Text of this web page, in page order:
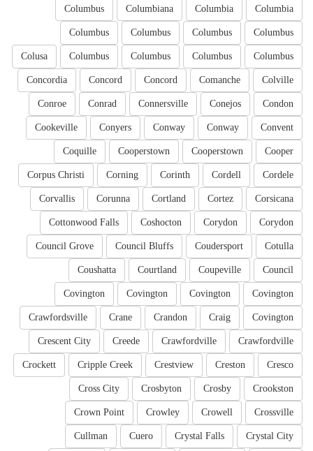
Columbia
Columbia
Columbiana
Columbus
Columbus
Columbus
Columbus
Columbus
Columbus
Columbus
Columbus
Columbus
Colusa
Colville
Comanche
Concord
Concord
Concordia
Condon
Conejos
Connersville
Conrad
Conroe
Convent
Conway
Conway
Conyers
Cookeville
Cooper
Cooperstown
Cooperstown
Coquille
Cordele
Cordell
Corinth
Corning
Corpus Christi
Corsicana
Cortez
Cortland
Corunna
Corvallis
Corydon
Corydon
Coshocton
Cottonwood Falls
Cotulla
Coudersport
Council Bluffs
Council Grove
Council
Coupeville
Courtland
Coushatta
Covington
Covington
Covington
Covington
Covington
Craig
Crandon
Crane
Crawfordsville
Crawfordville
Crawfordville
Creede
Crescent City
Cresco
Creston
Crestview
Cripple Creek
Crockett
Crookston
Crosby
Crosbyton
Cross City
Crossville
Crowell
Crowley
Crown Point
Crystal City
Crystal Falls
Cuero
Cullman